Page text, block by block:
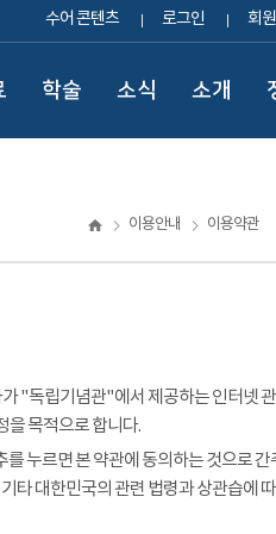
수어 콘텐츠 로그인 회
학술 소식 소개
이용안내 이용약관
독립기념관"에서 제공하는 인터넷 관
을 목적으로 합니다.
누르면 본 약관에 동의하는 것으로 간
타 대한민국의 관련 법령과 상관습에